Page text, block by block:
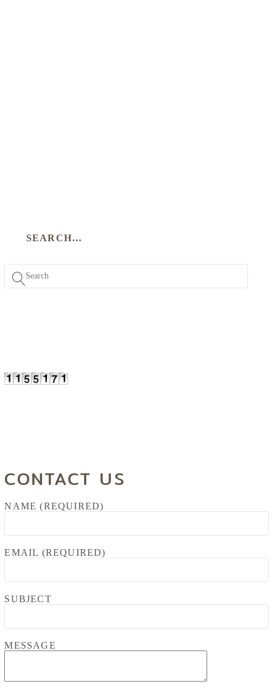
SEARCH…
CONTACT US
NAME (REQUIRED)
EMAIL (REQUIRED)
SUBJECT
MESSAGE